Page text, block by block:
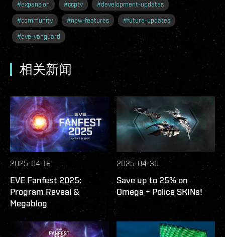
#expansion #ccptv #development-updates
#community #new-features #future-updates
#eve-vanguard
相关新闻
2025-04-16
EVE Fanfest 2025:
Program Reveal &
Megablog
2025-04-30
Save up to 25% on
Omega + Police SKINs!